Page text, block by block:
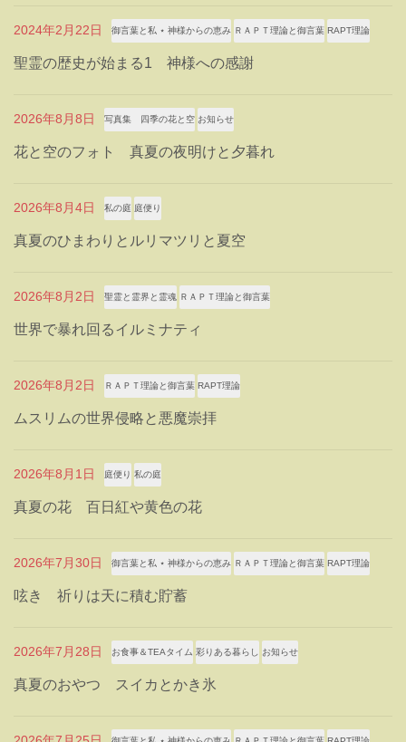
2024年2月22日 御言葉と私 ⋆ 神様からの恵み ＲＡＰＴ理論と御言葉 RAPT理論
聖霊の歴史が始まる1 神様への感謝
2026年8月8日 写真集 四季の花と空 お知らせ
花と空のフォト 真夏の夜明けと夕暮れ
2026年8月4日 私の庭 庭便り
真夏のひまわりとルリマツリと夏空
2026年8月2日 聖霊と霊界と霊魂 ＲＡＰＴ理論と御言葉
世界で暴れ回るイルミナティ
2026年8月2日 ＲＡＰＴ理論と御言葉 RAPT理論
ムスリムの世界侵略と悪魔崇拝
2026年8月1日 庭便り 私の庭
真夏の花 百日紅や黄色の花
2026年7月30日 御言葉と私 ⋆ 神様からの恵み ＲＡＰＴ理論と御言葉 RAPT理論
呟き 祈りは天に積む貯蓄
2026年7月28日 お食事＆TEAタイム 彩りある暮らし お知らせ
真夏のおやつ スイカとかき氷